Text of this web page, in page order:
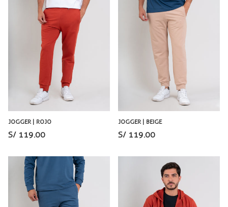
JOGGER | ROJO
S/ 119.00
JOGGER | BEIGE
S/ 119.00